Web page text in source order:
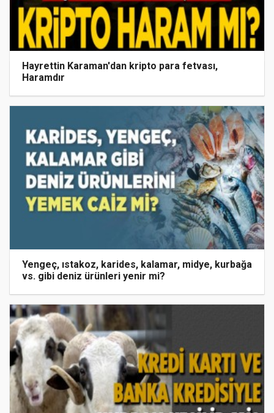
Hayrettin Karaman'dan kripto para fetvası,
Haramdır
Yengeç, ıstakoz, karides, kalamar, midye, kurbağa
vs. gibi deniz ürünleri yenir mi?